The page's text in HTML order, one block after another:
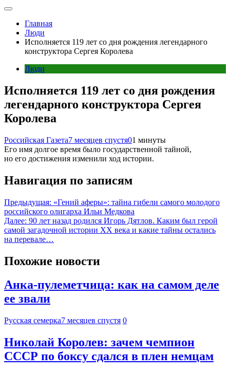
Главная
Люди
Исполняется 119 лет со дня рождения легендарного
конструктора Сергея Королева
Люди
Исполняется 119 лет со дня рождения
легендарного конструктора Сергея
Королева
Российская Газета7 месяцев спустя01 минуты
Его имя долгое время было государственной тайной,
но его достижения изменили ход истории.
Навигация по записям
Предыдущая: «Гений аферы»: тайна гибели самого молодого
российского олигарха Ильи Медкова
Далее: 90 лет назад родился Игорь Дятлов. Каким был герой
самой загадочной истории ХХ века и какие тайны остались
на перевале…
Похожие новости
Анка-пулеметчица: как на самом деле
ее звали
Русская семерка7 месяцев спустя 0
Николай Королев: зачем чемпион
СССР по боксу сдался в плен немцам